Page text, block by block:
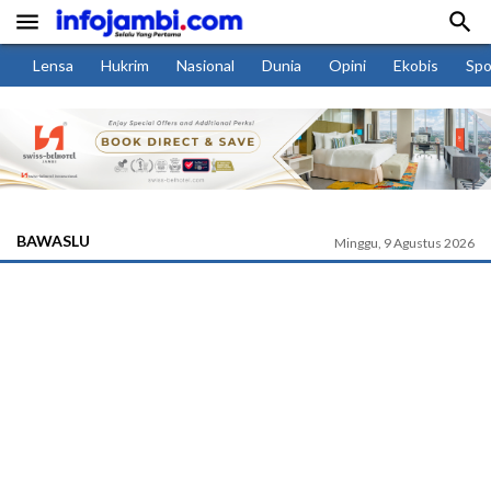
 
Lensa Hukrim Nasional Dunia Opini Ekobis
BAWASLU Minggu, 9 Agustus 2026